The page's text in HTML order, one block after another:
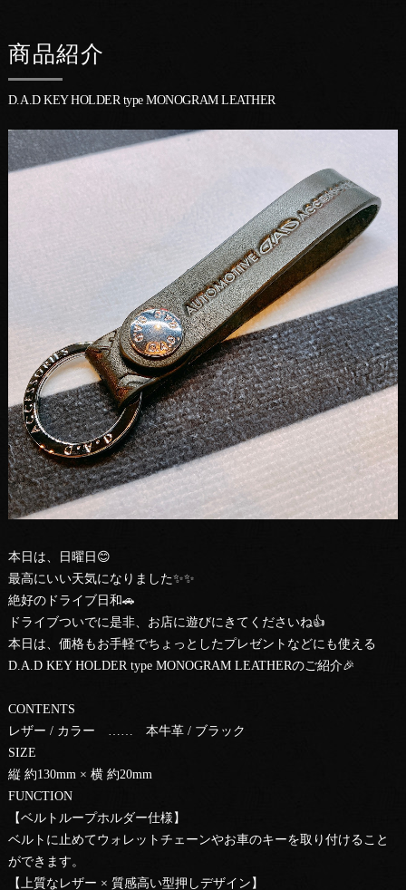
D.A.D KEY HOLDER type MONOGRAM LEATHER
商品紹介
本日は、日曜日😊
最高にいい天気になりました✨✨
絶好のドライブ日和🚗
ドライブついでに是非、お店に遊びにきてくださいね👍
本日は、価格もお手軽でちょっとしたプレゼントなどにも使える
D.A.D KEY HOLDER type MONOGRAM LEATHERのご紹介🎉
CONTENTS
レザー / カラー …… 本牛革 / ブラック
SIZE
縦 約130mm × 横 約20mm
FUNCTION
【ベルトループホルダー仕様】
ベルトに止めてウォレットチェーンやお車のキーを取り付けること
ができます。
【上質なレザー × 質感高い型押しデザイン】